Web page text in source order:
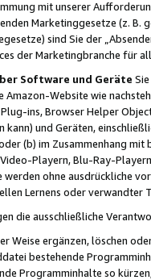
mit unserer
Marketinggesetze (z. B.
sind Sie der
der Marketingbranche für
Software und Geräte
Amazon-Website wie
ins, Browser Helper
kann) und Geräten,
(b) im Zusammenhang
Playern, Blu-Ray-
werden ohne ausdrückliche
Lernens oder
die ausschließliche
Weise ergänzen, löschen
bestehende
Programminhalte so